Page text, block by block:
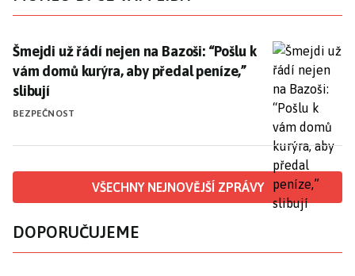
Šmejdi už řádí nejen na Bazoši: “Pošlu k vám domů
Šmejdi už řádí nejen na Bazoši: “Pošlu k
vám domů kurýra, aby předal peníze,”
slibují
BEZPEČNOST
VŠECHNY NEJNOVĚJŠÍ ZPRÁVY
DOPORUČUJEME